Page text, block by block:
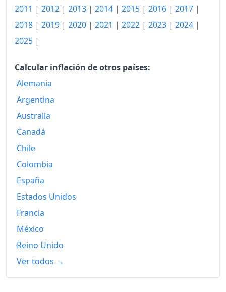
2011 | 2012 | 2013 | 2014 | 2015 | 2016 | 2017 |
2018 | 2019 | 2020 | 2021 | 2022 | 2023 | 2024 |
2025 |
Calcular inflación de otros países:
Alemania
Argentina
Australia
Canadá
Chile
Colombia
España
Estados Unidos
Francia
México
Reino Unido
Ver todos →